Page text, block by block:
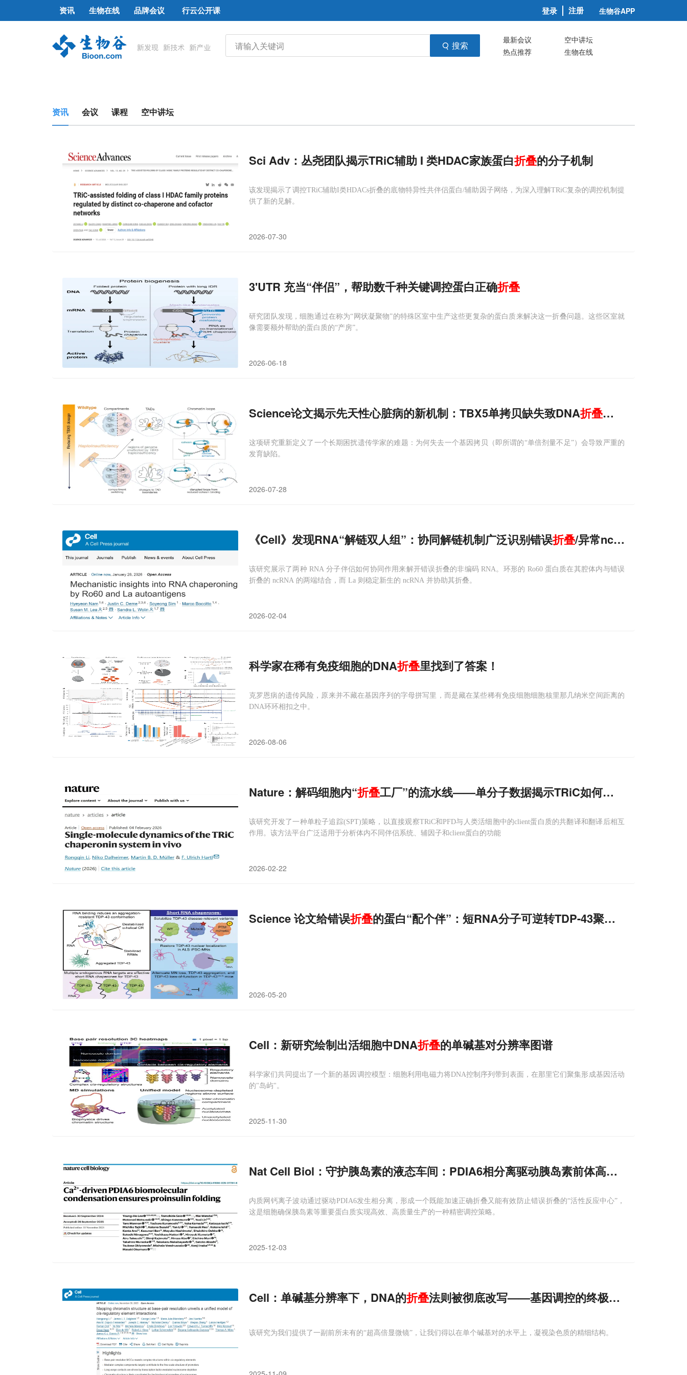
资讯 生物在线 品牌会议 行云公开课 登录 注册 生物谷APP
搜索 最新会议
空中讲坛
热点推荐
生物在线
资讯 会议 课程 空中讲坛
Sci Adv：丛尧团队揭示TRiC辅助 I 类HDAC家族蛋白折叠的分子机制
该发现揭示了调控TRiC辅助I类HDACs折叠的底物特异性共伴侣蛋白/辅助因子网络，为深入理解TRiC复杂的调控机制提
供了新的见解。
2026-07-30
3'UTR 充当“伴侣”，帮助数千种关键调控蛋白正确折叠
研究团队发现，细胞通过在称为“网状凝聚物”的特殊区室中生产这些更复杂的蛋白质来解决这一折叠问题。这些区室就
像需要额外帮助的蛋白质的“产房”。
2026-06-18
Science论文揭示先天性心脏病的新机制：TBX5单拷贝缺失致DNA折叠失控
这项研究重新定义了一个长期困扰遗传学家的难题：为何失去一个基因拷贝（即所谓的“单倍剂量不足”）会导致严重的
发育缺陷。
2026-07-28
《Cell》发现RNA“解链双人组”：协同解链机制广泛识别错误折叠/异常ncRNA，与自身
该研究展示了两种 RNA 分子伴侣如何协同作用来解开错误折叠的非编码 RNA。环形的 Ro60 蛋白质在其腔体内与错误
折叠的 ncRNA 的两端结合，而 La 则稳定新生的 ncRNA 并协助其折叠。
2026-02-04
科学家在稀有免疫细胞的DNA折叠里找到了答案！
克罗恩病的遗传风险，原来并不藏在基因序列的字母拼写里，而是藏在某些稀有免疫细胞细胞核里那几纳米空间距离的
DNA环环相扣之中。
2026-08-06
Nature：解码细胞内“折叠工厂”的流水线——单分子数据揭示TRiC如何防止蛋白聚集并
该研究开发了一种单粒子追踪(SPT)策略，以直接观察TRiC和PFD与人类活细胞中的client蛋白质的共翻译和翻译后相互
作用。该方法平台广泛适用于分析体内不同伴侣系统、辅因子和client蛋白的功能
2026-02-22
Science 论文给错误折叠的蛋白“配个伴”：短RNA分子可逆转TDP-43聚集，为ALS和
2026-05-20
Cell：新研究绘制出活细胞中DNA折叠的单碱基对分辨率图谱
科学家们共同提出了一个新的基因调控模型：细胞利用电磁力将DNA控制序列带到表面，在那里它们聚集形成基因活动
的"岛屿"。
2025-11-30
Nat Cell Biol：守护胰岛素的液态车间：PDIA6相分离驱动胰岛素前体高效
内质网钙离子波动通过驱动PDIA6发生相分离，形成一个既能加速正确折叠又能有效防止错误折叠的“活性反应中心”，
这是细胞确保胰岛素等重要蛋白质实现高效、高质量生产的一种精密调控策略。
2025-12-03
Cell：单碱基分辨率下，DNA的折叠法则被彻底改写——基因调控的终极奥秘藏在何处？
该研究为我们提供了一副前所未有的“超高倍显微镜”，让我们得以在单个碱基对的水平上，凝视染色质的精细结构。